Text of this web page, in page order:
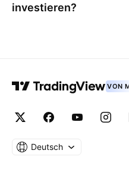
investieren?
VON
Deutsch